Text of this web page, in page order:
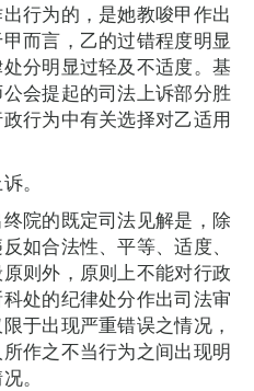
行为的，是她教唆甲作出
而言，乙的过错程度明显
分明显过轻及不适度。基
会提起的司法上诉部分胜
行为中有关选择对乙适用
。
院的既定司法见解是，除
如合法性、平等、适度、
则外，原则上不能对行政
处的纪律处分作出司法审
于出现严重错误之情况，
作之不当行为之间出现明
。